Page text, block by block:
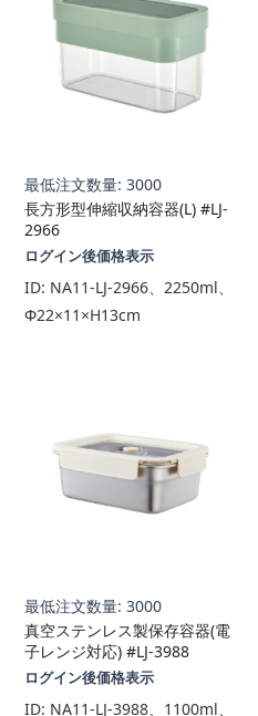
最低注文数量: 3000
長方形型伸縮収納容器(L) #LJ-
2966
ログイン後価格表示
ID: NA11-LJ-2966、2250ml、
Φ22×11×H13cm
最低注文数量: 3000
真空ステンレス製保存容器(電
子レンジ対応) #LJ-3988
ログイン後価格表示
ID: NA11-LJ-3988、1100ml、